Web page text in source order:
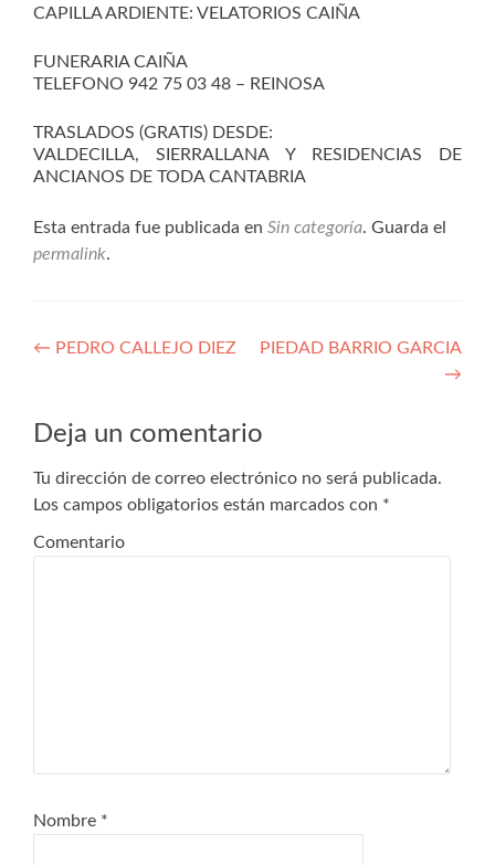
CAPILLA ARDIENTE: VELATORIOS CAIÑA
FUNERARIA CAIÑA
TELEFONO 942 75 03 48 – REINOSA
TRASLADOS (GRATIS) DESDE:
VALDECILLA, SIERRALLANA Y RESIDENCIAS DE
ANCIANOS DE TODA CANTABRIA
Esta entrada fue publicada en Sin categoría. Guarda el
permalink.
Navegación
entradas
← PEDRO CALLEJO DIEZ
PIEDAD BARRIO GARCIA
→
Deja un comentario
Tu dirección de correo electrónico no será publicada.
Los campos obligatorios están marcados con *
Comentario
Nombre *